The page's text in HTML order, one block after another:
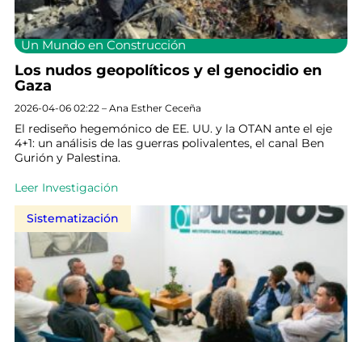
Un Mundo en Construcción
Los nudos geopolíticos y el genocidio en
Gaza
2026-04-06 02:22 – Ana Esther Ceceña
El rediseño hegemónico de EE. UU. y la OTAN ante el eje
4+1: un análisis de las guerras polivalentes, el canal Ben
Gurión y Palestina.
Leer Investigación
Sistematización